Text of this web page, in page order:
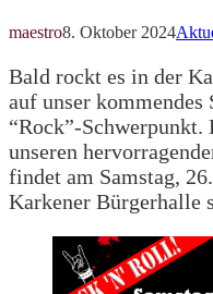
maestro8. Oktober 2024
Bald rockt es in der
auf unser
“Rock”-
unseren
findet am Samstag,
Karkener Bürgerhalle